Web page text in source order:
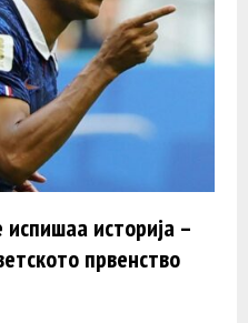
историја –
првенство